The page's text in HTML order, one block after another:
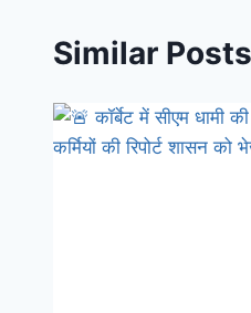
Similar Posts